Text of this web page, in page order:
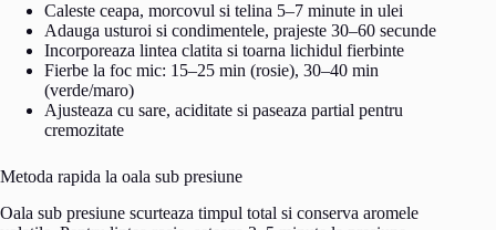
Caleste ceapa, morcovul si telina 5–7 minute in ulei
Adauga usturoi si condimentele, prajeste 30–60 secunde
Incorporeaza lintea clatita si toarna lichidul fierbinte
Fierbe la foc mic: 15–25 min (rosie), 30–40 min
(verde/maro)
Ajusteaza cu sare, aciditate si paseaza partial pentru
cremozitate
Metoda rapida la oala sub presiune
Oala sub presiune scurteaza timpul total si conserva aromele